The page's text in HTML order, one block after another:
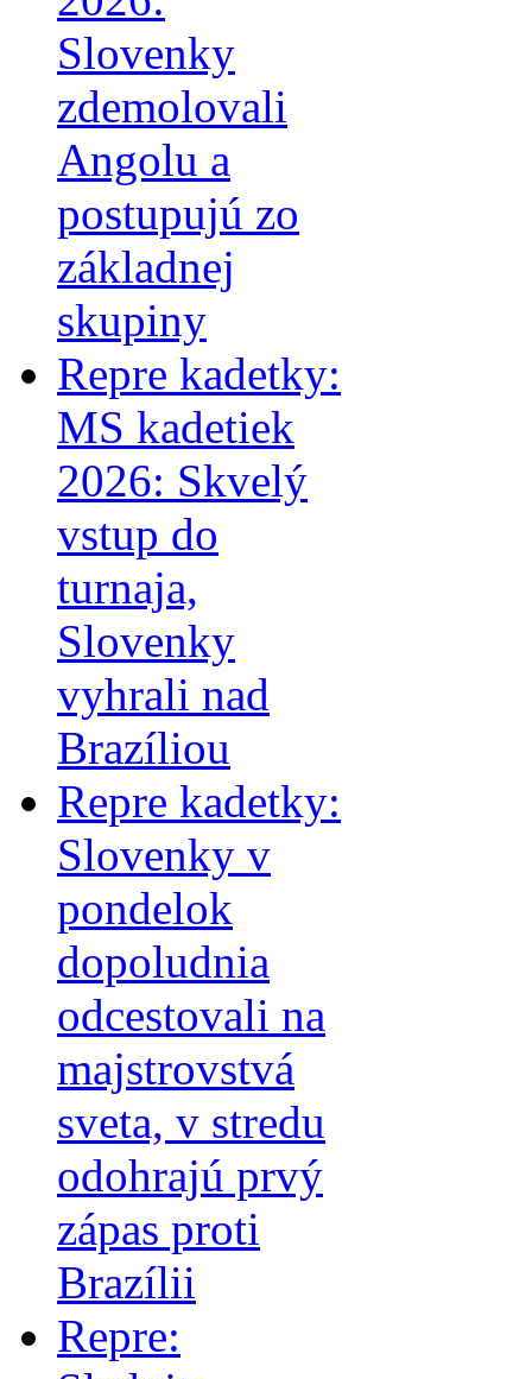
Slovenky
zdemolovali
Angolu a
postupujú zo
základnej
skupiny
Repre kadetky:
MS kadetiek
2026: Skvelý
vstup do
turnaja,
Slovenky
vyhrali nad
Brazíliou
Repre kadetky:
Slovenky v
pondelok
dopoludnia
odcestovali na
majstrovstvá
sveta, v stredu
odohrajú prvý
zápas proti
Brazílii
Repre: